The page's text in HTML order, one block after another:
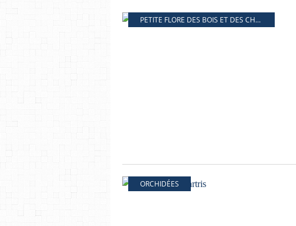
PETITE FLORE DES BOIS ET DES CHAMPS
ORCHIDÉES